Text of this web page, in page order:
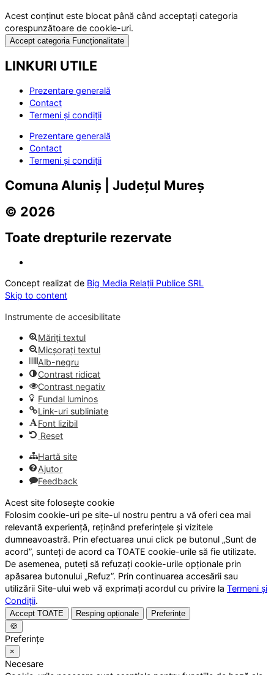
Acest conținut este blocat până când acceptați categoria
corespunzătoare de cookie-uri.
Accept categoria Funcționalitate
LINKURI UTILE
Prezentare generală
Contact
Termeni și condiții
Prezentare generală
Contact
Termeni și condiții
Comuna Aluniș | Județul Mureș
© 2026
Toate drepturile rezervate
Concept realizat de Big Media Relații Publice SRL
Skip to content
Instrumente de accesibilitate
Măriți textul
Micșorați textul
Alb-negru
Contrast ridicat
Contrast negativ
Fundal luminos
Link-uri subliniate
Font lizibil
Reset
Hartă site
Ajutor
Feedback
Acest site folosește cookie
Folosim cookie-uri pe site-ul nostru pentru a vă oferi cea mai
relevantă experiență, reținând preferințele și vizitele
dumneavoastră. Prin efectuarea unui click pe butonul „Sunt de
acord”, sunteți de acord ca TOATE cookie-urile să fie utilizate.
De asemenea, puteți să refuzați cookie-urile opționale prin
apăsarea butonului „Refuz”. Prin continuarea accesării sau
utilizării Site-ului web vă exprimați acordul cu privire la Termeni și
Condiții.
Accept TOATE Resping opționale
Preferințe
🍪
Preferințe
×
Necesare